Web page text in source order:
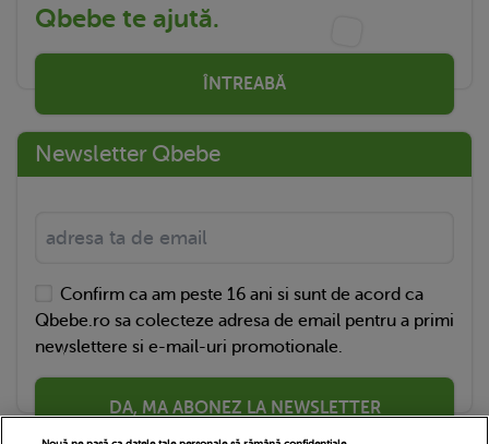
Qbebe te ajută.
ÎNTREABĂ
Newsletter Qbebe
Confirm ca am peste 16 ani si sunt de acord ca
Qbebe.ro sa colecteze adresa de email pentru a primi
newslettere si e-mail-uri promotionale.
DA, MA ABONEZ LA NEWSLETTER